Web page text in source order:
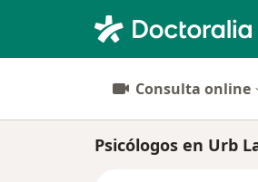
Consulta online
Psicólogos en Urb